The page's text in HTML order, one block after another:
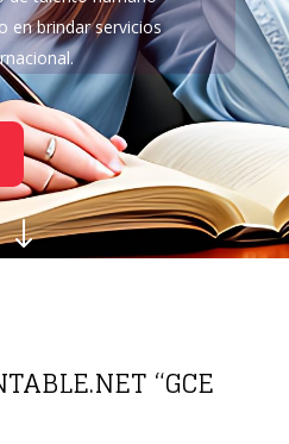
en brindar servicios
"
“GCE